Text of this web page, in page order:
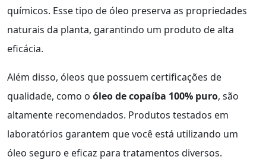
químicos. Esse tipo de óleo preserva as propriedades
naturais da planta, garantindo um produto de alta
eficácia.
Além disso, óleos que possuem certificações de
qualidade, como o óleo de copaíba 100% puro, são
altamente recomendados. Produtos testados em
laboratórios garantem que você está utilizando um
óleo seguro e eficaz para tratamentos diversos.